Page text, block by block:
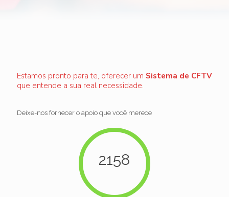
Estamos pronto para te, oferecer um Sistema de CFTV
que entende a sua real necessidade.
Deixe-nos fornecer o apoio que você merece
2158